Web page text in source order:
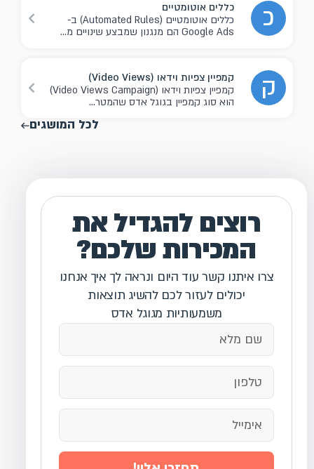
כ
כללים אוטומטיים
כללים אוטומטיים (Automated Rules) ב-
Google Ads הם מנגנון שמבצע שינויים מ...
ק
קמפיין צפיות וידאו (Video Views)
קמפיין צפיות וידאו (Video Views Campaign)
הוא סוג קמפיין בגוגל אדס שהמטר...
לכל המושגים
רוצים להגדיל את
המכירות שלכם?
צרו איתנו קשר עוד היום ונראה לך איך אנחנו
יכולים לעזור לכם להשיג תוצאות
משמעותיות מגוגל אדס